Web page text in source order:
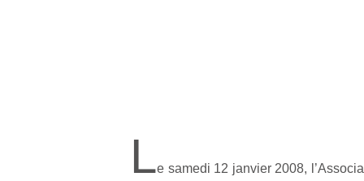
Le samedi 12 janvier 2008,